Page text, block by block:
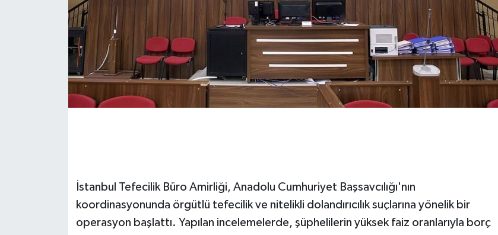
İstanbul Tefecilik Büro Amirliği, Anadolu Cumhuriyet Başsavcılığı'nın
koordinasyonunda örgütlü tefecilik ve nitelikli dolandırıcılık suçlarına yönelik bir
operasyon başlattı. Yapılan incelemelerde, şüphelilerin yüksek faiz oranlarıyla borç